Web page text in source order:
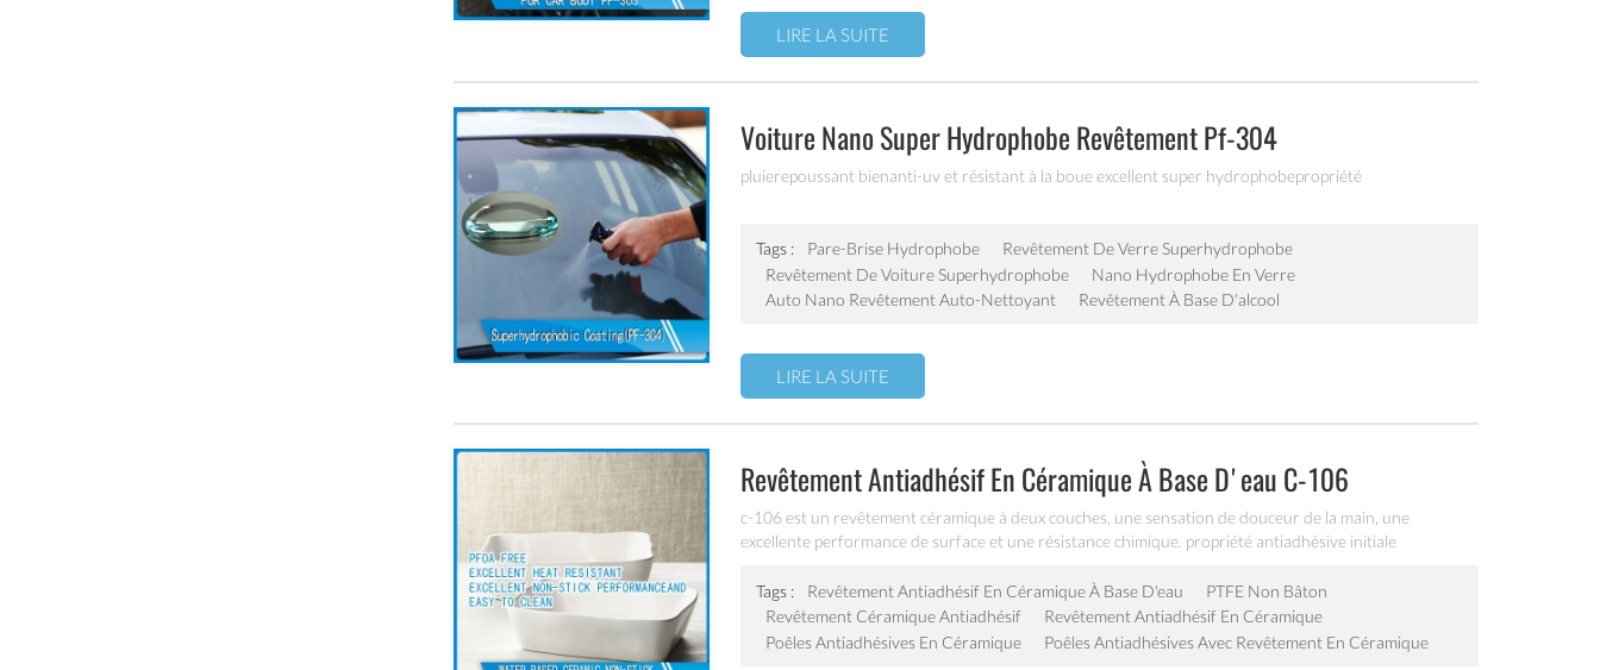
LIRE LA SUITE
Voiture Nano Super Hydrophobe Revêtement Pf-304
pluierepoussant bienanti-uv et résistant à la boue excellent super hydrophobepropriété
Tags : Pare-Brise Hydrophobe
Revêtement De Verre Superhydrophobe
Revêtement De Voiture Superhydrophobe
Nano Hydrophobe En Verre
Auto Nano Revêtement Auto-Nettoyant
Revêtement À Base D'alcool
LIRE LA SUITE
Revêtement Antiadhésif En Céramique À Base D'eau C-106
c-106 est un revêtement céramique à deux couches, une sensation de douceur de la main, une
excellente performance de surface et une résistance chimique. propriété antiadhésive initiale
à frire, de la marmite, de la plaque de cuisson, de la poêle à frire électrique et du récipient intérieur de la
cuisinière électrique, etc.
Tags : Revêtement Antiadhésif En Céramique À Base D'eau
PTFE Non Bâton
Revêtement Céramique Antiadhésif
Revêtement Antiadhésif En Céramique
Poêles Antiadhésives En Céramique
Poêles Antiadhésives Avec Revêtement En Céramique